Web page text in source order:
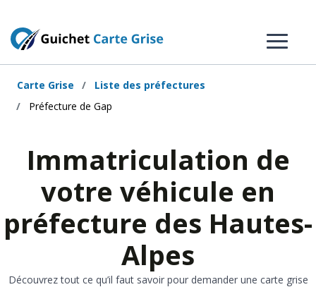
Carte Grise
Liste des préfectures
Préfecture de Gap
Immatriculation de
votre véhicule en
préfecture des Hautes-
Alpes
Découvrez tout ce qu’il faut savoir pour demander une carte grise